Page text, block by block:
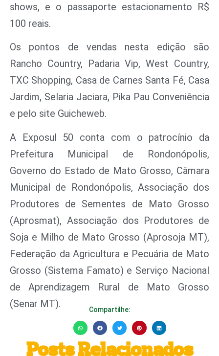
shows, e o passaporte estacionamento R$
100 reais.
Os pontos de vendas nesta edição são
Rancho Country, Padaria Vip, West Country,
TXC Shopping, Casa de Carnes Santa Fé, Casa
Jardim, Selaria Jaciara, Pika Pau Conveniência
e pelo site Guicheweb.
A Exposul 50 conta com o patrocínio da
Prefeitura Municipal de Rondonópolis,
Governo do Estado de Mato Grosso, Câmara
Municipal de Rondonópolis, Associação dos
Produtores de Sementes de Mato Grosso
(Aprosmat), Associação dos Produtores de
Soja e Milho de Mato Grosso (Aprosoja MT),
Federação da Agricultura e Pecuária de Mato
Grosso (Sistema Famato) e Serviço Nacional
de Aprendizagem Rural de Mato Grosso
(Senar MT).
Compartilhe:
Posts Relacionados